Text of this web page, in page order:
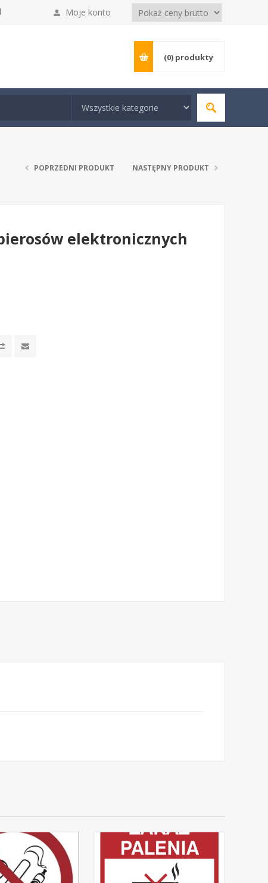
Moje konto
(0) produkty
POPRZEDNI PRODUKT NASTĘPNY PRODUKT
elektronicznych